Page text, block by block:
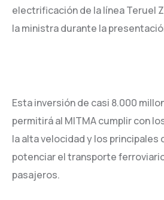
electrificación de la línea Teruel
la ministra durante la
Esta inversión de casi 8.000
permitirá al MITMA cumplir con
la alta velocidad y los principales
potenciar el transporte
pasajeros.